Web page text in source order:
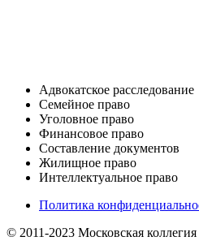
Адвокатское расследование
Семейное право​
Уголовное право​
Финансовое право
Составление документов​
Жилищное право​
Интеллектуальное право
Политика
© 2011-2023 Московская коллегия